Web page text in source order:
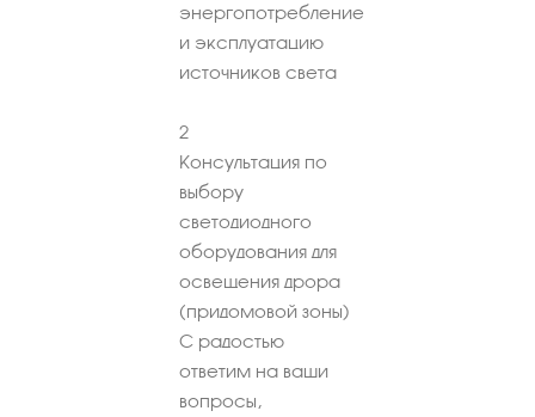
энергопотребление
и эксплуатацию
источников света
2
Консультация по
выбору
светодиодного
оборудования для
освещения дрора
(придомовой зоны)
С радостью
ответим на ваши
вопросы,